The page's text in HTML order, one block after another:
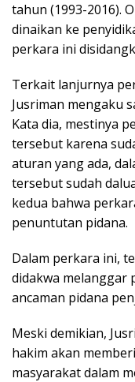
tahun (1993-2016).
dinaikan ke
perkara ini
Terkait lanjurnya
Jusriman mengaku
Kata dia, mestinya
tersebut karena
aturan yang ada,
tersebut sudah
kedua bahwa
penuntutan pidana.
Dalam perkara ini,
didakwa melanggar
ancaman pidana
Meski demikian,
hakim akan
masyarakat dalam